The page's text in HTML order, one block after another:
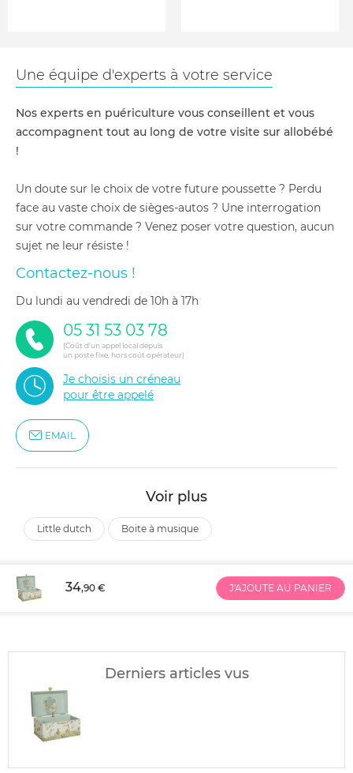
Une équipe d'experts à votre service
Nos experts en puériculture vous conseillent et vous
accompagnent tout au long de votre visite sur allobébé
!
Un doute sur le choix de votre future poussette ? Perdu
face au vaste choix de sièges-autos ? Une interrogation
sur votre commande ? Venez poser votre question, aucun
sujet ne leur résiste !
Contactez-nous !
du lundi au vendredi de 10h à 17h
05 31 53 03 78
(Coût d'un appel local depuis
un poste fixe, hors coût opérateur)
Je choisis un créneau
pour être appelé
EMAIL
Voir plus
little dutch boite à musique
34,90 € J'AJOUTE AU PANIER
Derniers articles vus